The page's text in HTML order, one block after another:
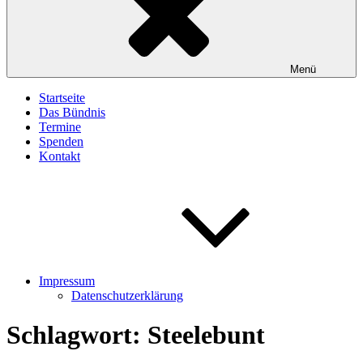
Menü
Startseite
Das Bündnis
Termine
Spenden
Kontakt
Impressum
Datenschutzerklärung
Schlagwort: Steelebunt